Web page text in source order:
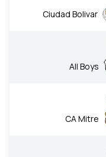
Ciudad Bolivar
All Boys
CA Mitre